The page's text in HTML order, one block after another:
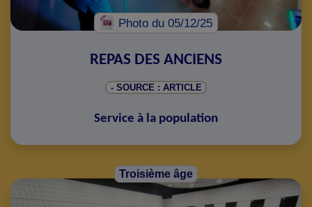
Photo du 05/12/25
REPAS DES ANCIENS
- SOURCE : ARTICLE
Service à la population
Troisième âge